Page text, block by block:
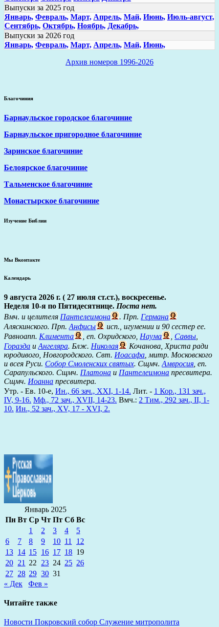
Выпуски за 2025 год
Январь, Февраль, Март, Апрель, Май, Июнь, Июль-август,
Сентябрь, Октябрь, Ноябрь, Декабрь,
Выпуски за 2026 год
Январь, Февраль, Март, Апрель, Май, Июнь,
Архив номеров 1996-2026
Благочиния
Барнаульское городское благочиние
Барнаульское пригородное благочиние
Заринское благочиние
Белоярское благочиние
Тальменское благочиние
Монастырское благочиние
Изучение Библии
Мы Вконтакте
Календарь
9 августа 2026 г. ( 27 июля ст.ст.), воскресенье.
Неделя 10-я по Пятидесятнице. Поста нет.
Вмч. и целителя Пантелеимона . Прп. Германа
Аляскинского. Прп. Анфисы
исп., игумении и 90 сестер ее.
Равноапп. Климента , еп. Охридского, Наума Саввы
Горазда и Ангеляра. Блж. Николая
Кочанова, Христа ради
юродивого, Новгородского. Свт. Иоасафа , митр. Московского
и всея Руси. Собор Смоленских святых. Сщмч. Амвросия , еп.
Сарапульского. Сщмч. Платона и Пантелеимона пресвитера.
Сщмч. Иоанна пресвитера.
Утр. - Ев. 10-е, Ин., 66 зач., XXI, 1-14. Лит. - 1 Кор., 131 зач.,
IV, 9-16. Мф., 72 зач., XVII, 14-23. Вмч.: 2 Тим., 292 зач., II, 1-
10. Ин., 52 зач., XV, 17 - XVI, 2.
Январь 2025
Пн Вт Ср Чт Пт Сб Вс
1
2 3 4
5
6
7 8 9 10 11
12
13 14 15 16 17 18 19
20 21 22 23 24 25 26
27 28 29 30 31
« Дек
Фев »
Читайте также
Новости Покровский собор Служение митрополита